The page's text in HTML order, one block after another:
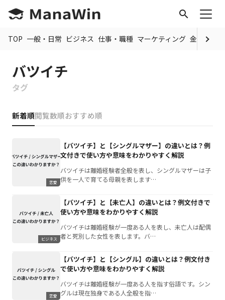
search
TOP 一般・日常 ビジネス 仕事・職種 マーケティング 金融 制度
バツイチ
タグ
新着順閲覧数順おすすめ順
恋愛
【バツイチ】と【シングルマザー】の違いとは？例
文付きで使い方や意味をわかりやすく解説
バツイチは離婚経験者全般を表し、シングルマザーは子
供を一人で育てる母親を表します…
ビジネス
【バツイチ】と【未亡人】の違いとは？例文付きで
使い方や意味をわかりやすく解説
バツイチは離婚経験が一度ある人を表し、未亡人は配偶
者と死別した女性を表します。バ…
恋愛
【バツイチ】と【シングル】の違いとは？例文付き
で使い方や意味をわかりやすく解説
バツイチは離婚経験が一度ある人を指す俗語です。シン
グルは現在独身である人全般を指…